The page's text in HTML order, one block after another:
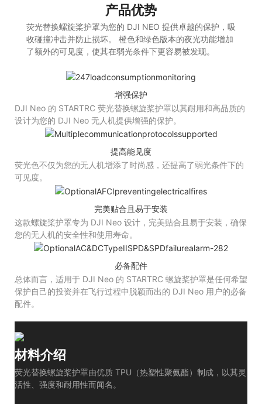
产品优势
荧光替换螺旋桨护罩为您的 DJI NEO 提供卓越的保护，吸
收碰撞冲击并防止损坏。 橙色和绿色版本的夜光功能增加
了额外的可见度，使其在弱光条件下更容易被发现。
增强保护
DJI Neo 的 STARTRC 荧光替换螺旋桨护罩以其耐用和高品质的
设计为您的 DJI Neo 无人机提供增强的保护。
提高能见度
荧光色不仅为您的无人机增添了时尚感，还提高了弱光条件下的
可见度。
完美贴合且易于安装
这款螺旋桨护罩专为 DJI Neo 设计，完美贴合且易于安装，确保
您的无人机的安全性和使用寿命。
必备配件
总体而言，适用于 DJI Neo 的 STARTRC 螺旋桨护罩是任何希望
保护自己的投资并在飞行过程中脱颖而出的 DJI Neo 用户的必备
配件。
材料介绍
荧光替换螺旋桨护罩由优质 TPU（热塑性聚氨酯）制成，以其灵
活性、强度和耐用性而闻名。